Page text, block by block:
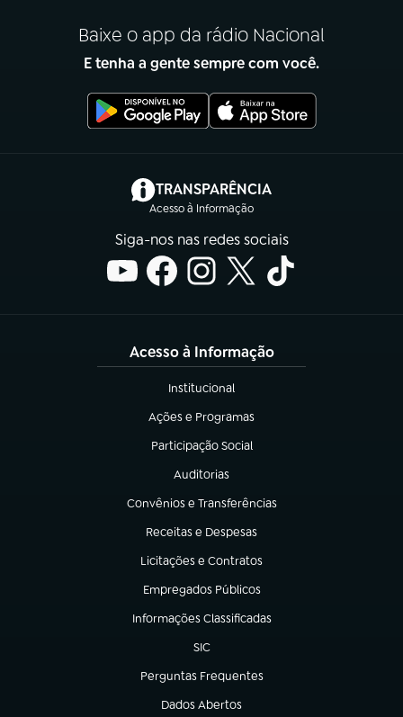
Baixe o app da rádio Nacional
E tenha a gente sempre com você.
TRANSPARÊNCIA
Acesso à Informação
(abre em nova aba)
Siga-nos nas redes sociais
Acesso à Informação
Institucional
(abre em nova aba)
Ações e Programas
(abre em nova aba)
Participação Social
(abre em nova aba)
Auditorias
(abre em nova aba)
Convênios e Transferências
(abre em nova aba)
Receitas e Despesas
(abre em nova aba)
Licitações e Contratos
(abre em nova aba)
Empregados Públicos
(abre em nova aba)
Informações Classificadas
(abre em nova aba)
SIC
(abre em nova aba)
Perguntas Frequentes
(abre em nova aba)
Dados Abertos
(abre em nova aba)